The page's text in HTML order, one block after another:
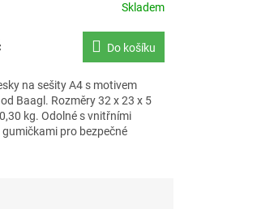
Skladem
Do košíku
na sešity A4 s motivem
Baagl. Rozměry 32 x 23 x 5
kg. Odolné s vnitřními
gumičkami pro bezpečné